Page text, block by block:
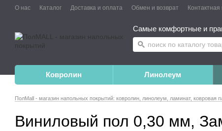
О нас Каталог Доставка и оплата Обмен и возврат
Самые комфортные и
Ковролин Линолеум
ПолMall - магазин напольных покрытий: ковролин, линолеум, ламинат, ковровая
Виниловый пол 0,30 мм,